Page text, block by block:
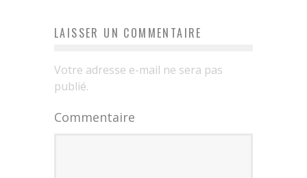
LAISSER UN COMMENTAIRE
Votre adresse e-mail ne sera pas
publié.
Commentaire